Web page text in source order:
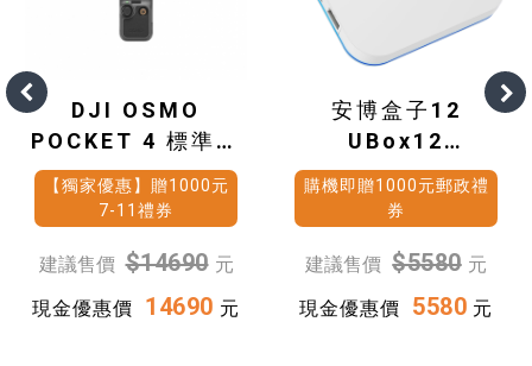
DJI OSMO
POCKET 4 標準套
裝
【獨家優惠】贈1000元
7-11禮券
建議售價 $14690 元
現金優惠價
14690 元
安博盒子12
UBox12
(4G+64G)
購機即贈1000元郵政禮
券
建議售價 $5580 元
現金優惠價
5580 元